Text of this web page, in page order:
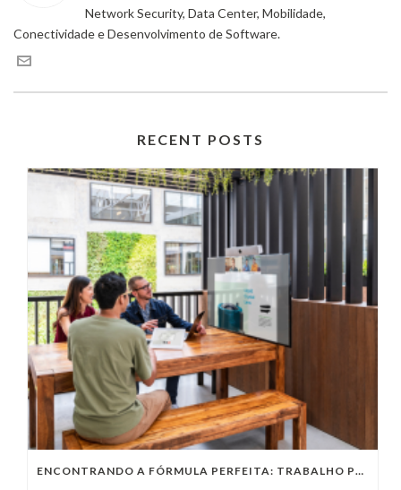
Network Security, Data Center, Mobilidade,
Conectividade e Desenvolvimento de Software.
RECENT POSTS
ENCONTRANDO A FÓRMULA PERFEITA: TRABALHO PRESENCIAL, HOME OFFICE OU TRABALHO HÍBRIDO?